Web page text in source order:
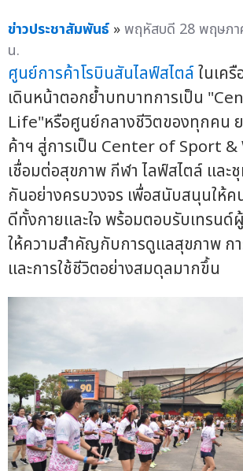
ข่าวประชาสัมพันธ์ »พฤหัสบดี 28 พฤษภ
น.
ศูนย์การค้าโรบินสันไลฟ์สไตล์ในเครื
เดินหน้าตอกย้ำบทบาทการเป็น
Life"หรือศูนย์กลางชีวิตของทุกคน
ค้าฯ สู่การเป็น Center of Sport
เชื่อมต่อสุขภาพ กีฬา ไลฟ์สไตล์ และ
กันอย่างครบวงจร เพื่อสนับสนุนให้ค
ดีทั้งกายและใจ พร้อมตอบรับเทรนด์
ให้ความสำคัญกับการดูแลสุขภาพ ก
และการใช้ชีวิตอย่างสมดุลมากขึ้น